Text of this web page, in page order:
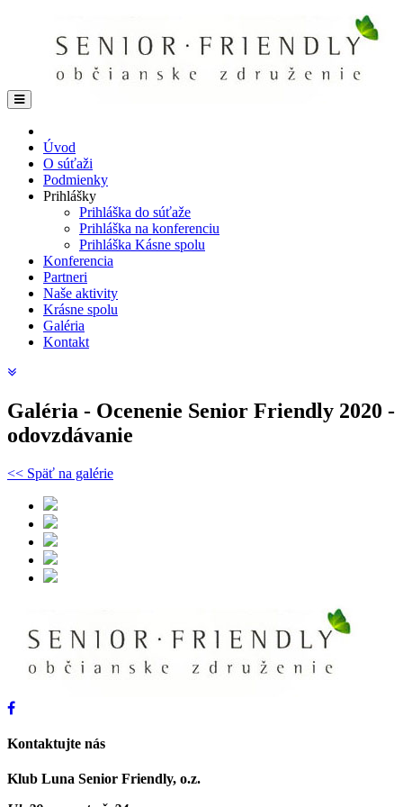
Úvod
O súťaži
Podmienky
Prihlášky
Prihláška do súťaže
Prihláška na konferenciu
Prihláška Kásne spolu
Konferencia
Partneri
Naše aktivity
Krásne spolu
Galéria
Kontakt
Galéria - Ocenenie Senior Friendly 2020 -
odovzdávanie
<< Späť na galérie
Kontaktujte nás
Klub Luna Senior Friendly, o.z.